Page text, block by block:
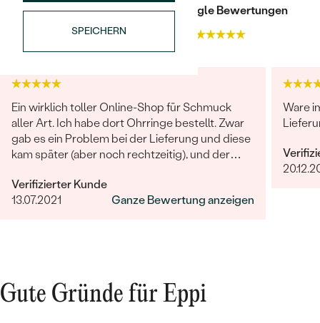
SPEICHERN
Trusted shop BewertungenGoogle Bewertungen
Ein wirklich toller Online-Shop für Schmuck
aller Art. Ich habe dort Ohrringe bestellt. Zwar
gab es ein Problem bei der Lieferung und diese
kam später (aber noch rechtzeitig), und der
war unglaublich hilfsbereit und freundlich! Die
Qualität des Schmucks ist wirklich
Verifizierter Kunde
13.07.2021
Ganze Bewertung anzeigen
Ware
Gute Gründe für Eppi